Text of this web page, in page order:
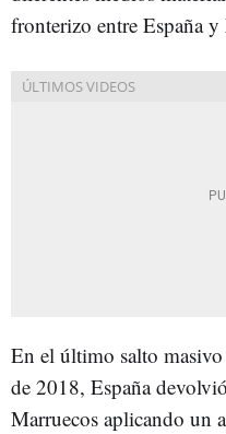
fronterizo entre España y
En el último salto
de 2018, España
Marruecos aplicando un